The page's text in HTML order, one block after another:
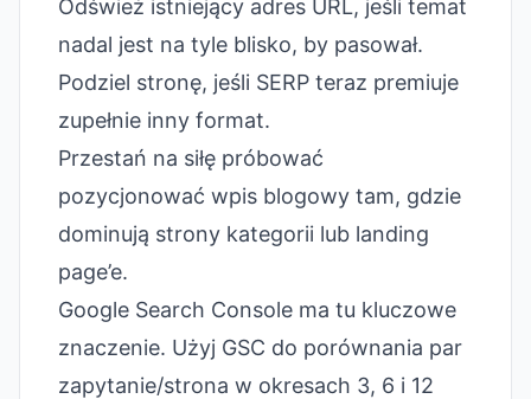
Odśwież istniejący adres URL, jeśli temat
nadal jest na tyle blisko, by pasował.
Podziel stronę, jeśli SERP teraz premiuje
zupełnie inny format.
Przestań na siłę próbować
pozycjonować wpis blogowy tam, gdzie
dominują strony kategorii lub landing
page’e.
Google Search Console ma tu kluczowe
znaczenie. Użyj GSC do porównania par
zapytanie/strona w okresach 3, 6 i 12